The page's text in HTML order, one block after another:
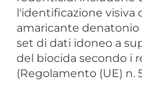
l'identificazione visiva
amaricante
set di dati idoneo a
del biocida secondo i
(Regolamento (UE) n.